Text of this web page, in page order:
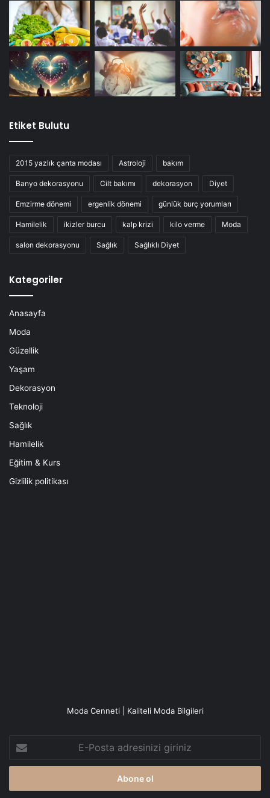
Etiket Bulutu
2015 yazlık çanta modası Astroloji bakım
Banyo dekorasyonu Cilt bakımı dekorasyon Diyet
Emzirme dönemi ergenlik dönemi günlük burç yorumları
Hamilelik ikizler burcu kalp krizi kilo verme Moda
salon dekorasyonu Sağlık Sağlıklı Diyet
Kategoriler
Anasayfa
Moda
Güzellik
Yaşam
Dekorasyon
Teknoloji
Sağlık
Hamilelik
Eğitim & Kurs
Gizlilik politikası
Moda Cenneti | Kaliteli Moda Bilgileri
Posta
adresinizi